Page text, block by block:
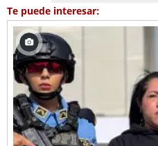
Te puede interesar: